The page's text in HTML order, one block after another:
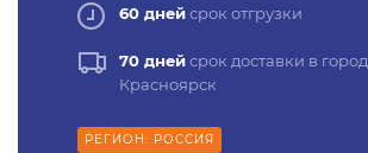
60 днейсрок отгрузки
70 днейсрок доставки в город
Красноярск
РЕГИОН: РОССИЯ